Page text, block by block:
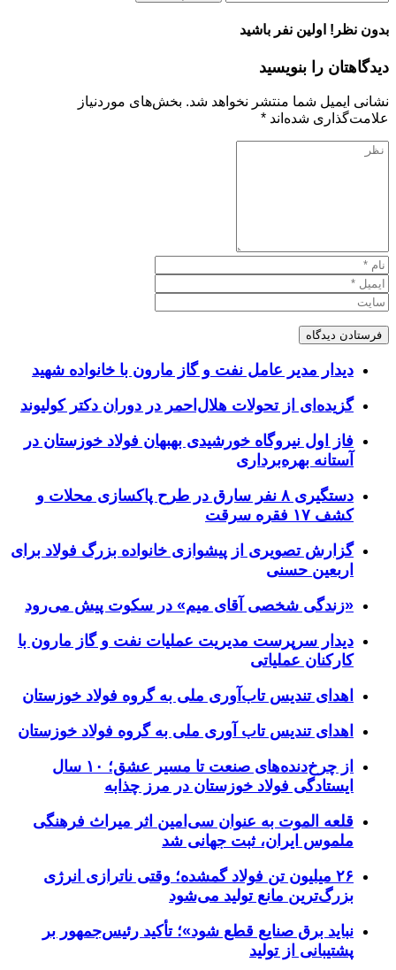
بدون نظر! اولین نفر باشید
دیدگاهتان را بنویسید
نشانی ایمیل شما منتشر نخواهد شد. بخش‌های موردنیاز
علامت‌گذاری شده‌اند *
دیدار مدیر عامل نفت و گاز مارون با خانواده شهید
گزیده‌ای از تحولات هلال‌احمر در دوران دکتر کولیوند
فاز اول نیروگاه خورشیدی بهبهان فولاد خوزستان در
آستانه بهره‌برداری
دستگیری ۸ نفر سارق در طرح پاکسازی محلات و
کشف ۱۷ فقره سرقت
گزارش تصویری از پیشوازی خانواده بزرگ فولاد برای
اربعین حسنی
«زندگی شخصی آقای میم» در سکوت پیش می‌رود
دیدار سرپرست مدیریت عملیات نفت و گاز مارون با
کارکنان عملیاتی
اهدای تندیس تاب‌آوری ملی به گروه فولاد خوزستان
اهدای تندیس تاب آوری ملی به گروه فولاد خوزستان
از چرخ‌دنده‌های صنعت تا مسیر عشق؛ ۱۰ سال
ایستادگی فولاد خوزستان در مرز چذابه
قلعه الموت به عنوان سی‌امین اثر میراث‌ فرهنگی
ملموس ایران، ثبت جهانی شد
۲۶ میلیون تن فولاد گمشده؛ وقتی ناترازی انرژی
بزرگ‌ترین مانع تولید می‌شود
نباید برق صنایع قطع شود»؛ تأکید رئیس‌جمهور بر
پشتیبانی از تولید